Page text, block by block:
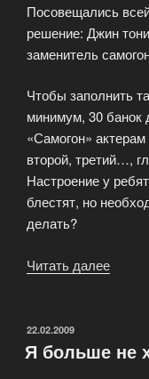
Посовещались
решение: Джин
заменитель
Чтобы заполнить
минимум, 30 банок
«Самогон»
второй, третий…,
Настроение у
блестят, но
делать?
Читать далее
«Сын
ОПУБЛИКОВАНО
22.02.2009
Я больше не